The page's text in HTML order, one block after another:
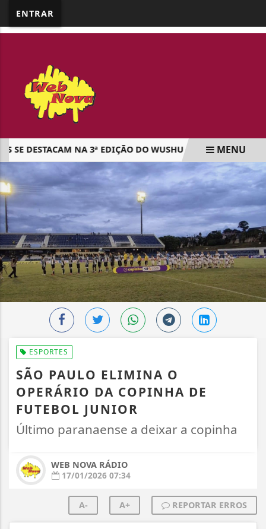
ENTRAR
DESTACAM NA 3ª EDIÇÃO DO WUSHU OPEN EM CAMBIRA
EM ALTA
MENU
ESPORTES
SÃO PAULO ELIMINA O
OPERÁRIO DA COPINHA DE
FUTEBOL JUNIOR
Último paranaense a deixar a copinha
WEB NOVA RÁDIO
17/01/2026 07:34
A- A+ REPORTAR ERROS